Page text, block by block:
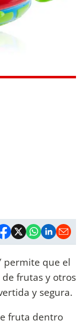
permite que el
frutas y otros
y segura.
fruta dentro